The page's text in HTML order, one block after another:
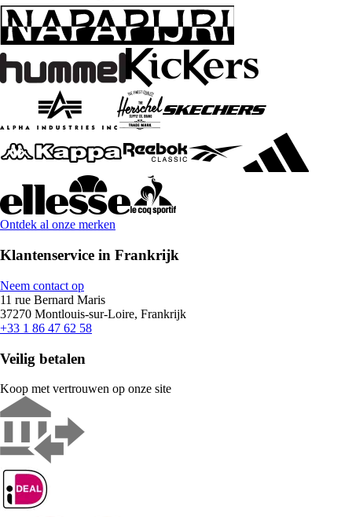
Ontdek al onze merken
Klantenservice in Frankrijk
Neem contact op
11 rue Bernard Maris
37270 Montlouis-sur-Loire, Frankrijk
+33 1 86 47 62 58
Veilig betalen
Koop met vertrouwen op onze site